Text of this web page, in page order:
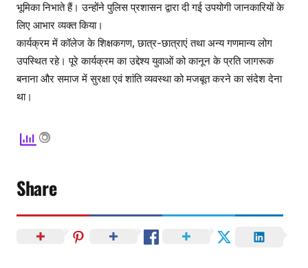
भूमिका निभाते हैं। उन्होंने पुलिस प्रशासन द्वारा दी गई उपयोगी जानकारियों के
लिए आभार व्यक्त किया।
कार्यक्रम में कॉलेज के शिक्षकगण, छात्र-छात्राएं तथा अन्य गणमान्य लोग
उपस्थित रहे। पूरे कार्यक्रम का उद्देश्य युवाओं को कानून के प्रति जागरूक
बनाना और समाज में सुरक्षा एवं शांति व्यवस्था को मजबूत करने का संदेश देना
था।
Share